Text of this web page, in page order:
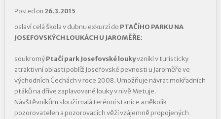
Posted on 26.3.2015
oslaví celá škola v dubnu exkurzí do PTAČÍHO PARKU NA
JOSEFOVSKÝCH LOUKÁCH U JAROMĚŘE:
soukromýPtačí park Josefovské loukyvznikl v turisticky
atraktivní oblasti poblíž Josefovské pevnosti u Jaroměře ve
východních Čechách v roce 2008. Umožňuje návrat mokřadních
ptáků na dříve zaplavované louky v nivě Metuje.
Návštěvníkům slouží malá terénní stanice a několik
pozorovatelen a pozorovacích věží vzájemně propojených